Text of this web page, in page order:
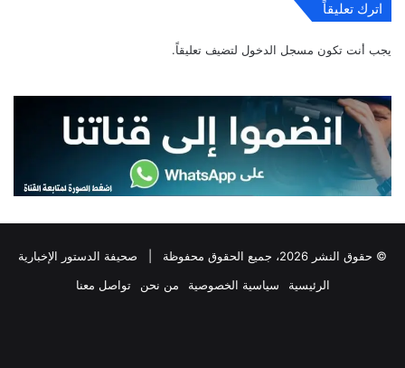
اترك تعليقاً
يجب أنت تكون مسجل الدخول لتضيف تعليقاً.
© حقوق النشر 2026، جميع الحقوق محفوظة |
صحيفة الدستور الإخبارية
الرئيسية
سياسية الخصوصية من نحن تواصل معنا